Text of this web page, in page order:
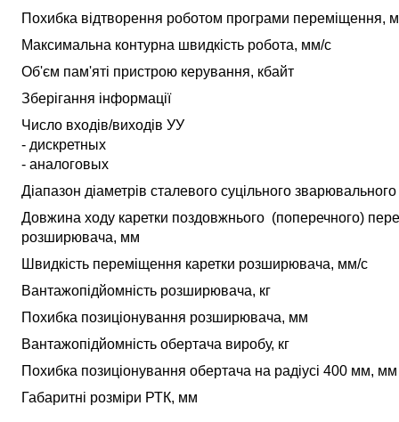
Похибка відтворення роботом програми переміщення,
Максимальна контурна швидкість робота, мм/с
Об'єм пам'яті пристрою керування, кбайт
Зберігання інформації
Число входів/виходів УУ
- дискретных
- аналоговых
Діапазон діаметрів сталевого суцільного
Довжина ходу каретки поздовжнього (поперечного)
розширювача, мм
Швидкість переміщення каретки розширювача, мм/с
Вантажопідйомність розширювача, кг
Похибка позиціонування розширювача, мм
Вантажопідйомність обертача виробу, кг
Похибка позиціонування обертача на радіусі 400 мм, мм
Габаритні розміри РТК, мм